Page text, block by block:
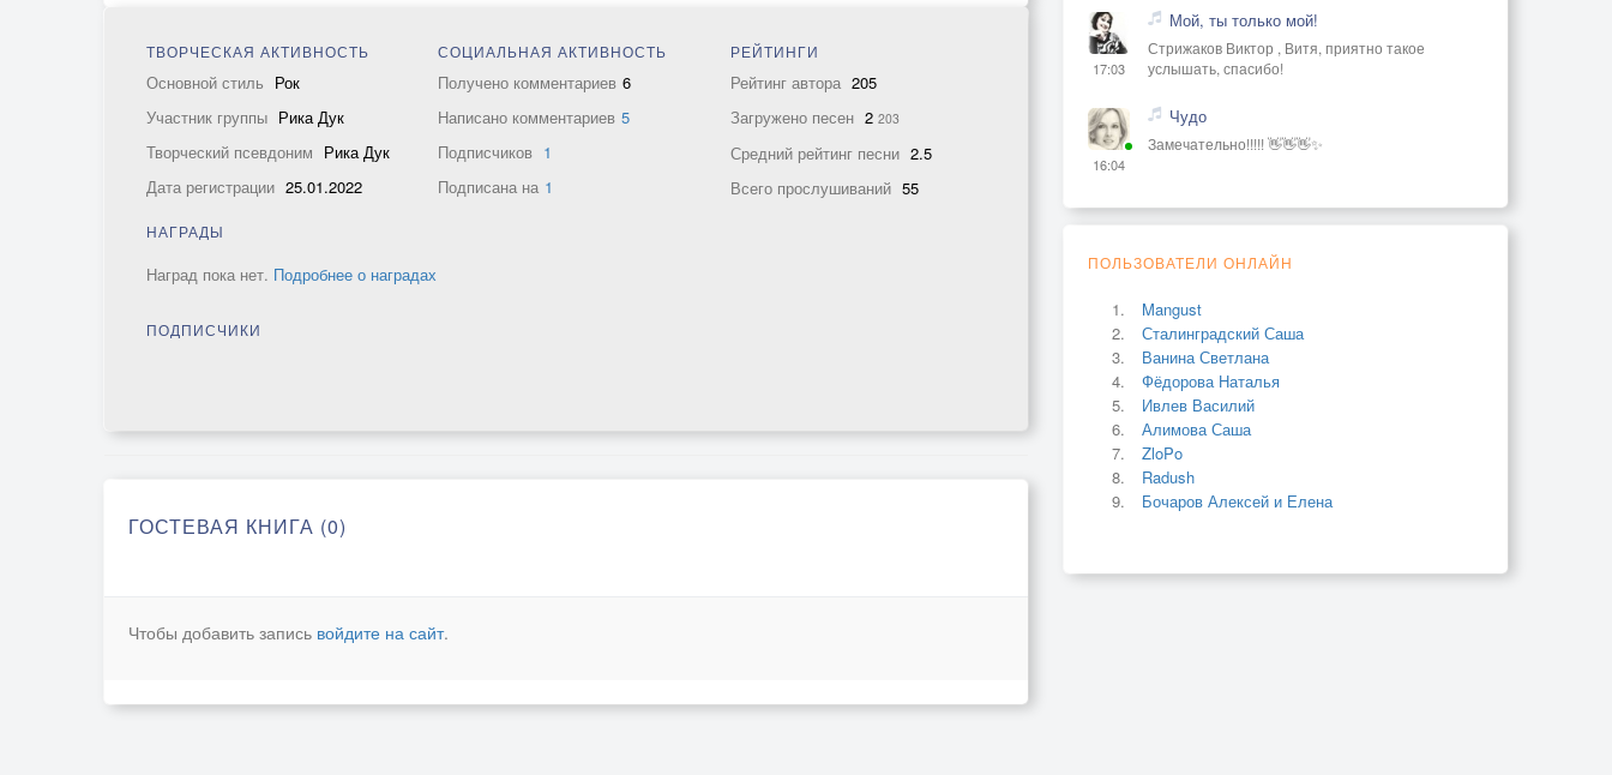
ТВОРЧЕСКАЯ АКТИВНОСТЬ
Основной стиль Рок
Участник группы Рика Дук
Творческий псевдоним Рика Дук
Дата регистрации 25.01.2022
СОЦИАЛЬНАЯ АКТИВНОСТЬ
Получено комментариев 6
Написано комментариев 5
Подписчиков 1
Подписана на 1
РЕЙТИНГИ
Рейтинг автора 205
Загружено песен 2 203
Средний рейтинг песни 2.5
Всего прослушиваний 55
НАГРАДЫ
Наград пока нет. Подробнее о наградах
ПОДПИСЧИКИ
ГОСТЕВАЯ КНИГА (0)
Чтобы добавить запись войдите на сайт.
17:03
Мой, ты только мой!
Стрижаков Виктор , Витя, приятно такое
услышать, спасибо!
16:04
Чудо
Замечательно!!!!! 👋👋👋✨
ПОЛЬЗОВАТЕЛИ ОНЛАЙН
Mangust
Сталинградский Саша
Ванина Светлана
Фёдорова Наталья
Ивлев Василий
Алимова Саша
ZloPo
Radush
Бочаров Алексей и Елена